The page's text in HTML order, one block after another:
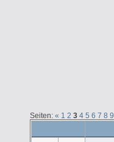
Seiten: « 1 2 3 4 5 6 7 8 9